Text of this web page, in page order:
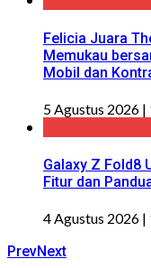
Felicia Juara
Memukau
Mobil dan
5 Agustus 2026 |
Galaxy Z Fold8
Fitur dan
4 Agustus 2026 |
PrevNext